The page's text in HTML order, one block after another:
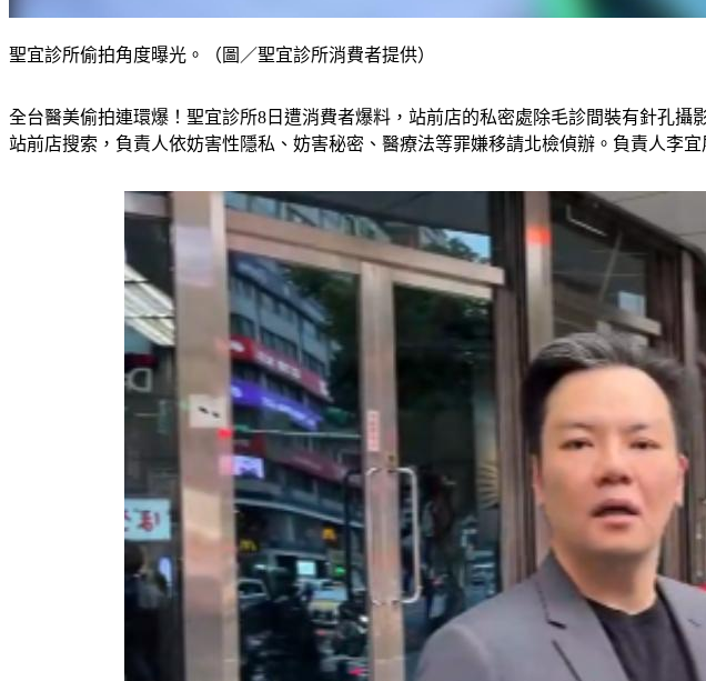
聖宜診所偷拍角度曝光。（圖／聖宜診所消費者提供）
全台醫美偷拍連環爆！聖宜診所8日遭消費者爆料，站前店的私密處除毛診間裝有針孔
站前店搜索，負責人依妨害性隱私、妨害秘密、醫療法等罪嫌移請北檢偵辦。負責人李